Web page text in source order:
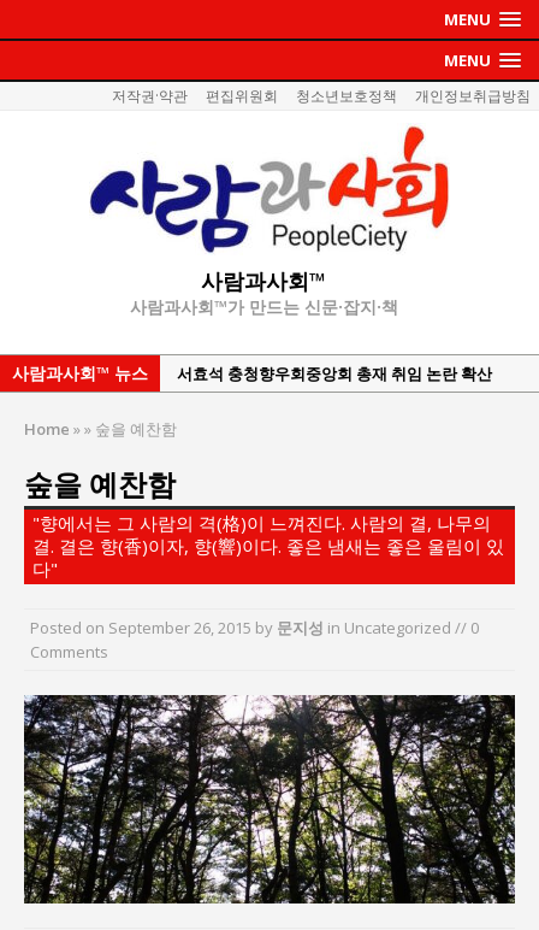
MENU
MENU
저작권·약관 편집위원회 청소년보호정책 개인정보취급방침
사람과사회™
사람과사회™가 만드는 신문·잡지·책
사람과사회™ 뉴스
서효석 충청향우회중앙회 총재 취임 논란 확산
현”
김종대, “현대전, 강한 군대도 약해질 수 있다”
이홍원 작가, 생활문화상품 4종 판매
통일 지향 2국가론: 한반도 평화의 새로운 길
한국지방재정공제회, 2026년 정기 승진 인사 발표
서울방산보안협의회, 방산기술보호·공급망 보안
세미나 개최
Home »» 숲을 예찬함
숲을 예찬함
"향에서는 그 사람의 격(格)이 느껴진다. 사람의 결, 나무의
결. 결은 향(香)이자, 향(響)이다. 좋은 냄새는 좋은 울림이 있
다"
Posted on September 26, 2015 by 문지성 in Uncategorized // 0
Comments